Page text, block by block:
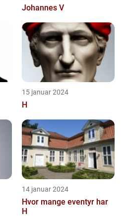
Johannes V
15 januar 2024
H
14 januar 2024
Hvor mange eventyr har
H